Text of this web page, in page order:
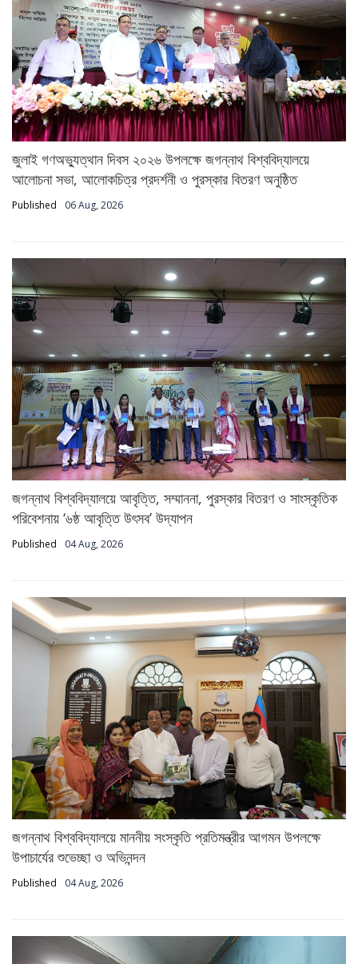
জুলাই গণঅভ্যুত্থান দিবস ২০২৬ উপলক্ষে জগন্নাথ বিশ্ববিদ্যালয়ে
আলোচনা সভা, আলোকচিত্র প্রদর্শনী ও পুরস্কার বিতরণ অনুষ্ঠিত
Published 06 Aug, 2026
জগন্নাথ বিশ্ববিদ্যালয়ে আবৃত্তি, সম্মাননা, পুরস্কার বিতরণ ও সাংস্কৃতিক
পরিবেশনায় ‘৬ষ্ঠ আবৃত্তি উৎসব’ উদ্‌যাপন
Published 04 Aug, 2026
জগন্নাথ বিশ্ববিদ্যালয়ে মাননীয় সংস্কৃতি প্রতিমন্ত্রীর আগমন উপলক্ষে
উপাচার্যের শুভেচ্ছা ও অভিনন্দন
Published 04 Aug, 2026